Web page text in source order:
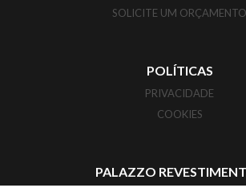
SOLICITE UM ORÇAMENTO
POLÍTICAS
PRIVACIDADE
COOKIES
PALAZZO